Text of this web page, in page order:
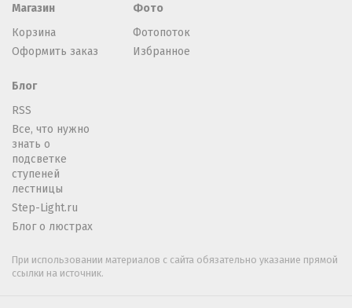
Магазин
Корзина
Оформить заказ
Фото
Фотопоток
Избранное
Блог
RSS
Все, что нужно
знать о
подсветке
ступеней
лестницы
Step-Light.ru
Блог о люстрах
При использовании материалов с сайта обязательно указание прямой
ссылки на источник.